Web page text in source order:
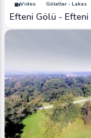
Video Göletler - Lakes
Efteni Gölü -